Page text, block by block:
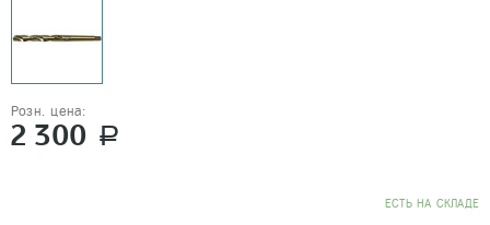
Розн. цена:
2 300 a
EСТЬ НА СКЛАДЕ